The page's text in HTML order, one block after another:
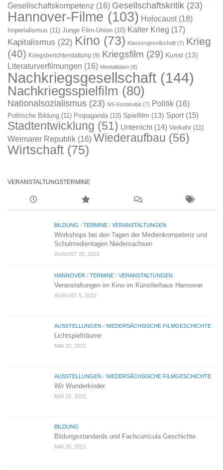
Gesellschaftskompetenz (16) Gesellschaftskritik (23)
Hannover-Filme (103) Holocaust(18)
Imperialismus (11) Junge Film-Union (10) Kalter Krieg (17)
Kapitalismus (22) Kino (73) Klassengesellschaft (7) Krieg
(40) Kriegsberichterstattung (9) Kriegsfilm (29) Kunst (13)
Literaturverfilmungen (16) Mentalitäten (8)
Nachkriegsgesellschaft (144)
Nachkriegsspielfilm (80)
Nationalsozialismus (23) NS-Kontinuität (7) Politik (16)
Politische Bildung (11) Propaganda (10) Spielfilm (13) Sport (15)
Stadtentwicklung (51) Unterricht (14) Verkehr (11)
Weimarer Republik (16) Wiederaufbau (56)
Wirtschaft (75)
VERANSTALTUNGSTERMINE
BILDUNG / TERMINE / VERANSTALTUNGEN
Workshops bei den Tagen der Medienkompetenz und
Schulmedientagen Niedersachsen
AUGUST 25, 2022
HANNOVER / TERMINE / VERANSTALTUNGEN
Veranstaltungen im Kino im Künstlerhaus Hannover
AUGUST 5, 2022
AUSSTELLUNGEN / NIEDERSÄCHSISCHE FILMGESCHICHTE
Lichtspielträume
MAI 20, 2021
AUSSTELLUNGEN / NIEDERSÄCHSISCHE FILMGESCHICHTE
Wir Wunderkinder
MAI 20, 2021
BILDUNG
Bildungsstandards und Fachcurricula Geschichte
MAI 20, 2021